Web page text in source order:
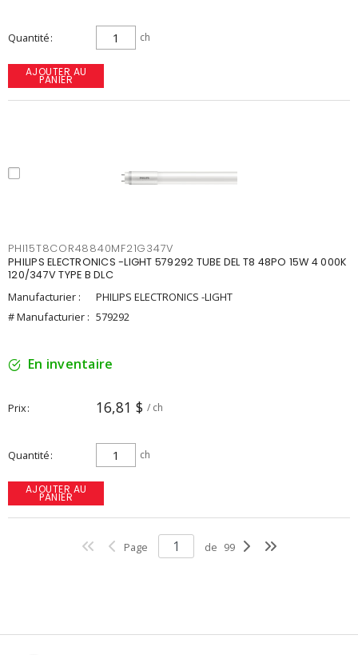
Quantité ch
AJOUTER AU
PANIER
PHI15T8COR48840MF21G347V
PHILIPS ELECTRONICS -LIGHT 579292 TUBE DEL T8 48PO 15W 4 000K
120/347V TYPE B DLC
Manufacturier :
PHILIPS ELECTRONICS -LIGHT
# Manufacturier : 579292
En inventaire
Prix 16,81 $ / ch
Quantité ch
AJOUTER AU
PANIER
Page de 99